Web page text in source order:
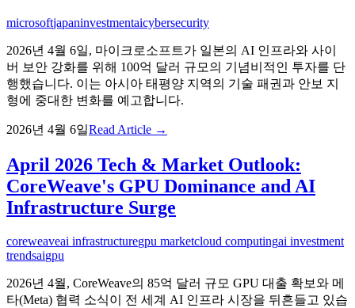
microsoftjapaninvestmentaicybersecurity
2026년 4월 6일, 마이크로소프트가 일본의 AI 인프라와 사이
버 보안 강화를 위해 100억 달러 규모의 기념비적인 투자를 단
행했습니다. 이는 아시아 태평양 지역의 기술 패권과 안보 지
형에 중대한 변화를 예고합니다.
2026년 4월 6일Read Article →
April 2026 Tech & Market Outlook:
CoreWeave's GPU Dominance and AI
Infrastructure Surge
coreweaveai infrastructuregpu marketcloud computingai investment
trendsaigpu
2026년 4월, CoreWeave의 85억 달러 규모 GPU 대출 확보와 메
타(Meta) 협력 소식이 전 세계 AI 인프라 시장을 뒤흔들고 있습